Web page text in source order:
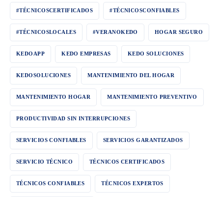
#TÉCNICOSCERTIFICADOS #TÉCNICOSCONFIABLES
#TÉCNICOSLOCALES #VERANOKEDO HOGAR SEGURO
KEDOAPP KEDO EMPRESAS KEDO SOLUCIONES
KEDOSOLUCIONES MANTENIMIENTO DEL HOGAR
MANTENIMIENTO HOGAR MANTENIMIENTO PREVENTIVO
PRODUCTIVIDAD SIN INTERRUPCIONES
SERVICIOS CONFIABLES SERVICIOS GARANTIZADOS
SERVICIO TÉCNICO TÉCNICOS CERTIFICADOS
TÉCNICOS CONFIABLES TÉCNICOS EXPERTOS